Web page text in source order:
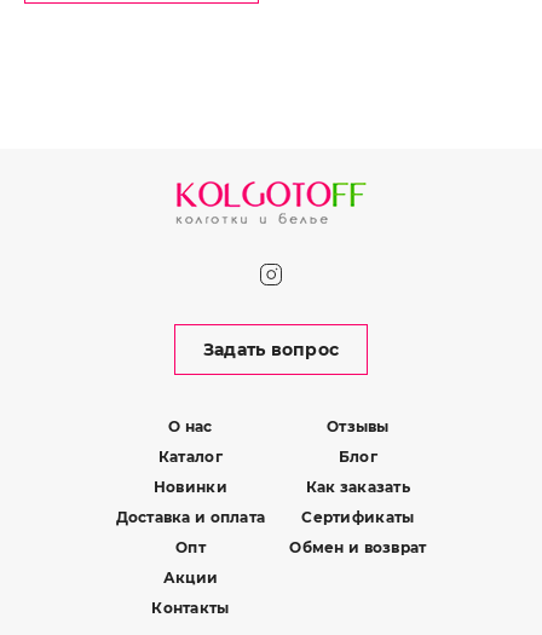
Задать вопрос
О нас
Каталог
Новинки
Доставка и оплата
Опт
Акции
Контакты
Отзывы
Блог
Как заказать
Сертификаты
Обмен и возврат